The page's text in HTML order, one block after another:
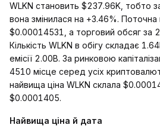
WLKN становить $237.96K, тобто
вона змінилася на +3.46%. Поточна
$0.00014531, а торговий обсяг за
Кількість WLKN в обігу складає
емісії 2.00B. За ринковою
4510 місце серед усіх
найвища ціна WLKN склала
$0.0001405.
Найвища ціна й дата